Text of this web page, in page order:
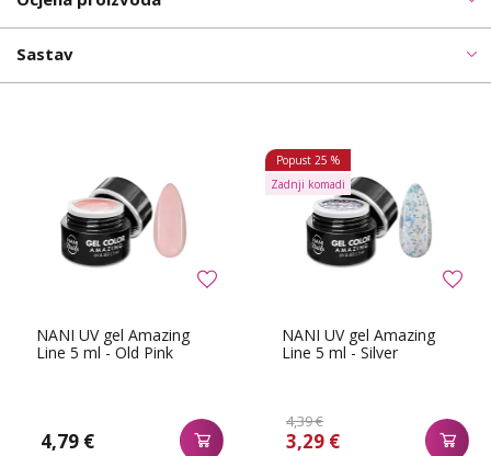
Sastav
NANI UV gel Amazing
Line 5 ml - Old Pink
4,79 €
NANI UV gel Amazing
Line 5 ml - Silver
4,39 €
3,29 €
Popust 25 %
Zadnji komadi